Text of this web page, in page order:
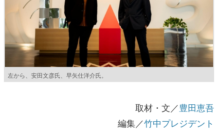
左から、安田文彦氏、早矢仕洋介氏。
取材・文／豊田恵吾
編集／竹中プレジデント